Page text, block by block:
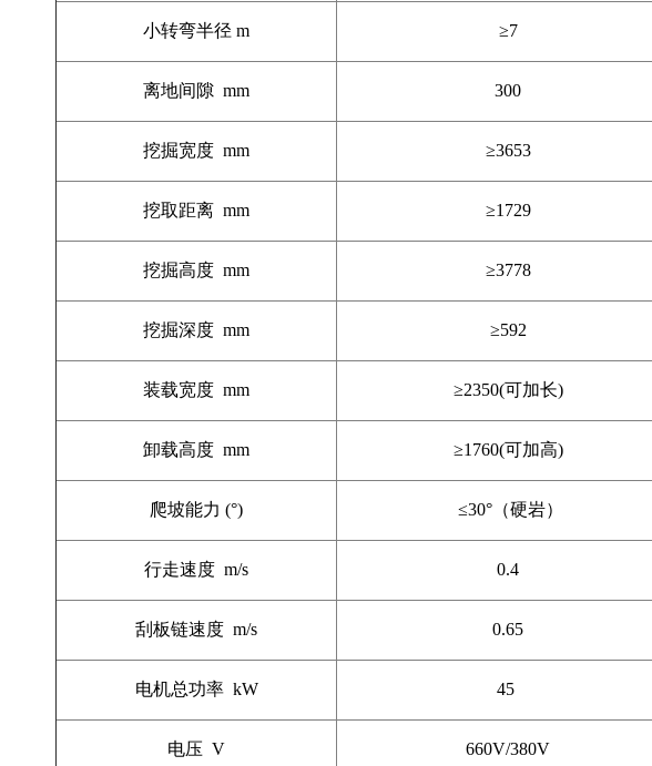
小转弯半径 m ≥7
离地间隙 mm 300
挖掘宽度 mm ≥3653
挖取距离 mm ≥1729
挖掘高度 mm ≥3778
挖掘深度 mm ≥592
装载宽度 mm ≥2350(可加长)
卸载高度 mm ≥1760(可加高)
爬坡能力 (°) ≤30°（硬岩）
行走速度 m/s 0.4
刮板链速度 m/s 0.65
电机总功率 kW 45
电压 V 660V/380V